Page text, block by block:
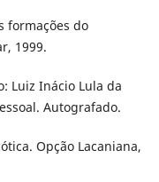
formações do
1999.
Luiz Inácio Lula da
Autografado.
Opção Lacaniana,